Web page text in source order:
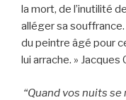
la mort, de l’inutilité
alléger sa souffrance.
du peintre âgé pour
lui arrache. » Jacques
“Quand vos nuits